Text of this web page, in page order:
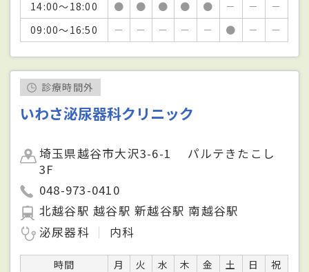
14:00～18:00 ● ● ● ● ● － －
－
09:00～16:50
－ － － － － ● － －
診療時間外
いわさ泌尿器科クリニック
埼玉県越谷市大沢3-6-1 パルテきたこし
3F
048-973-0410
北越谷駅 越谷駅 新越谷駅 南越谷駅
泌尿器科
内科
時間 月 火 水 木 金 土 日
祝